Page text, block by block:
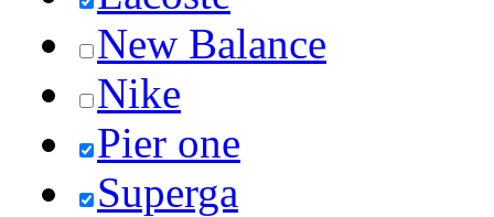
New Balance
Nike
Pier one
Superga